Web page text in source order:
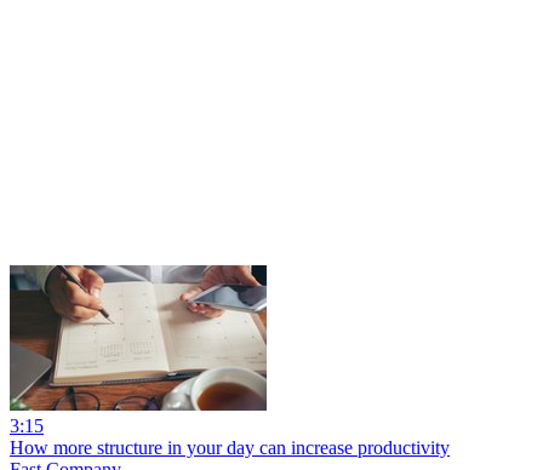
3:15
How more structure in your day can increase productivity